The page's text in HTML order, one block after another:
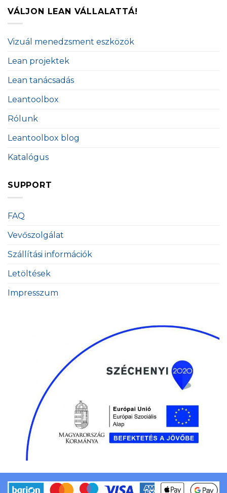
VÁLJON LEAN VÁLLALATTÁ!
Vizuál menedzsment eszközök
Lean projektek
Lean tanácsadás
Leantoolbox
Rólunk
Leantoolbox blog
Katalógus
SUPPORT
FAQ
Vevőszolgálat
Szállítási információk
Letöltések
Impresszum